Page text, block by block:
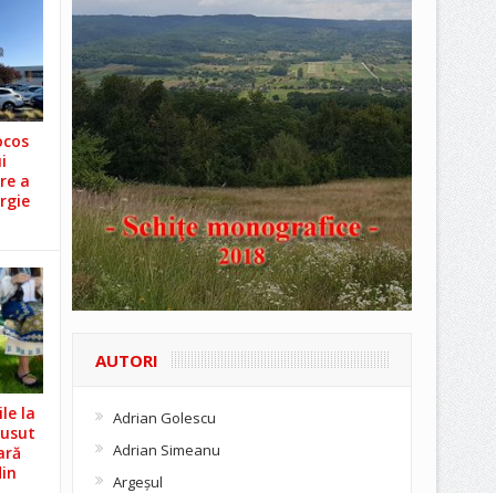
a
la
AUTORI
Adrian Golescu
Adrian Simeanu
Argeşul